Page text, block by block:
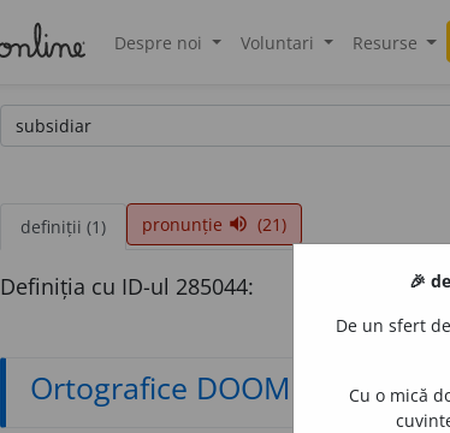
Despre noi Voluntari Resurse
definiții (1) pronunție volume_up (21)
Definiția cu ID-ul 285044:
Ortografice DOOM
🎉
De un sfert
Cu o mică